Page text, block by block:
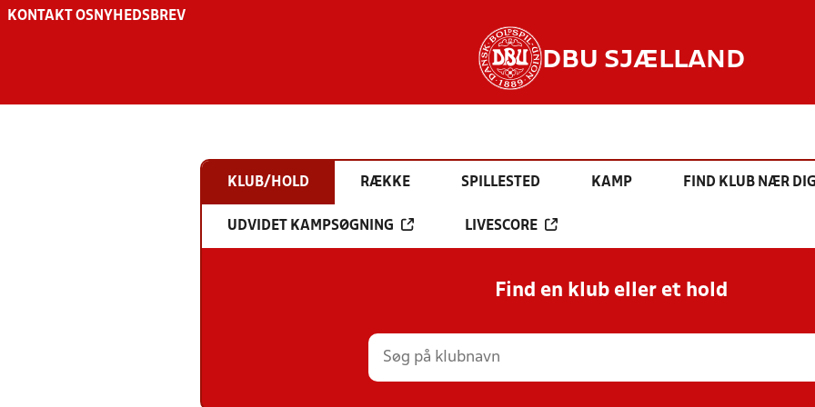
KONTAKT OS NYHEDSBREV
DBU SJÆLLAND
KLUB/HOLD RÆKKE SPILLESTED KAMP FIND KLUB NÆR
UDVIDET KAMPSØGNING LIVESCORE
Find en klub eller et hold